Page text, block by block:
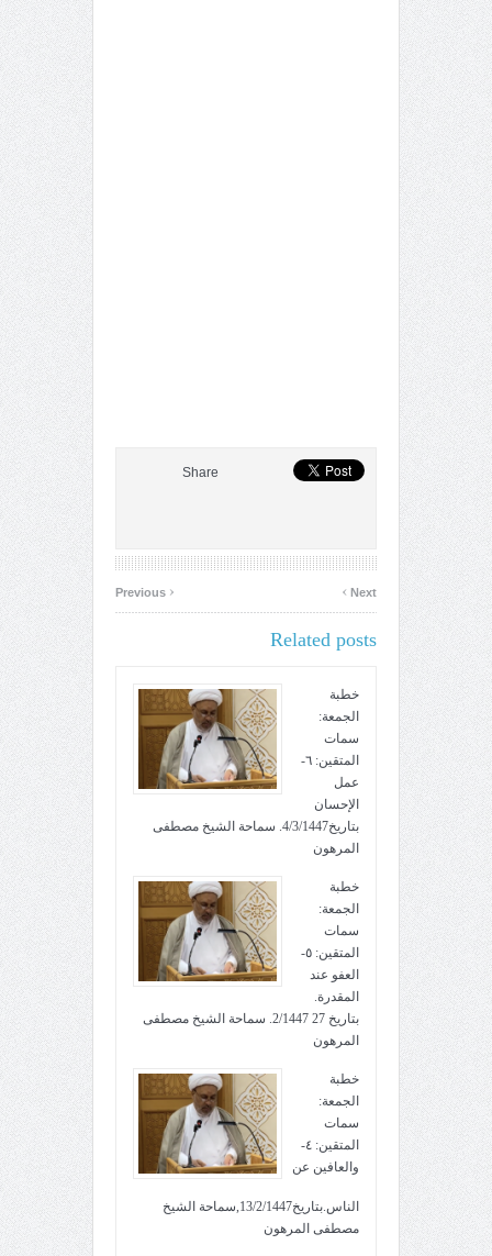
Share
‹ Next
›
Related posts
خطبة
الجمعة:
سمات
المتقين: ٦-
عمل
الإحسان
بتاريخ4/3/1447. سماحة الشيخ مصطفى
المرهون
خطبة
الجمعة:
سمات
المتقين: ٥-
العفو عند
المقدرة.
بتاريخ 27 2/1447. سماحة الشيخ مصطفى
المرهون
خطبة
الجمعة:
سمات
المتقين: ٤-
والعافين عن
الناس.بتاريخ13/2/1447,سماحة الشيخ
مصطفى المرهون